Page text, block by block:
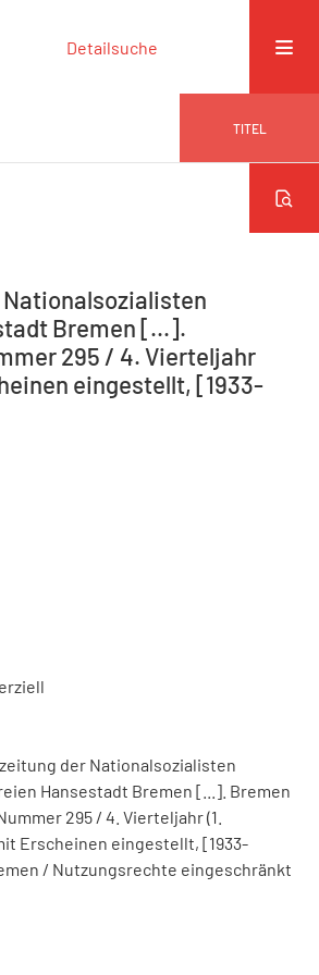
Detailsuche
TITEL
Bremen [...].
295 / 4. Vierteljahr
eingestellt, [1933-
der Nationalsozialisten
Hansestadt Bremen [...]. Bremen
295 / 4. Vierteljahr (1.
Erscheinen eingestellt, [1933-
/ Nutzungsrechte eingeschränkt